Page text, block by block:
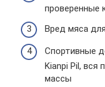
проверенные
Вред мяса
Спортивные
Kianpi Pil, вся
массы